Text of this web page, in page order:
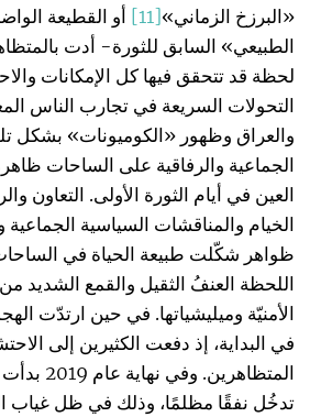
«البرزخ الزماني»[11]
أو القطيعة
الطبيعي» السابق للثورة- أدت
لحظة قد تتحقق فيها كل الإمكانات
التحولات السريعة في تجارب الناس
والعراق وظهور «الكوميونات» بشكل
الجماعية والرفاقية على الساحات
العين في أيام الثورة الأولى. التعاون
الخيام والمناقشات السياسية الجماعية
ظواهر شكّلت طبيعة الحياة في
اللحظة العنفُ الثقيل والقمع الشديد
الأمنيّة وميليشياتها. في حين ارتدّت
في البداية، إذ دفعت الكثيرين إلى
تدخُل نفقًا مظلمًا، وذلك في ظل غياب